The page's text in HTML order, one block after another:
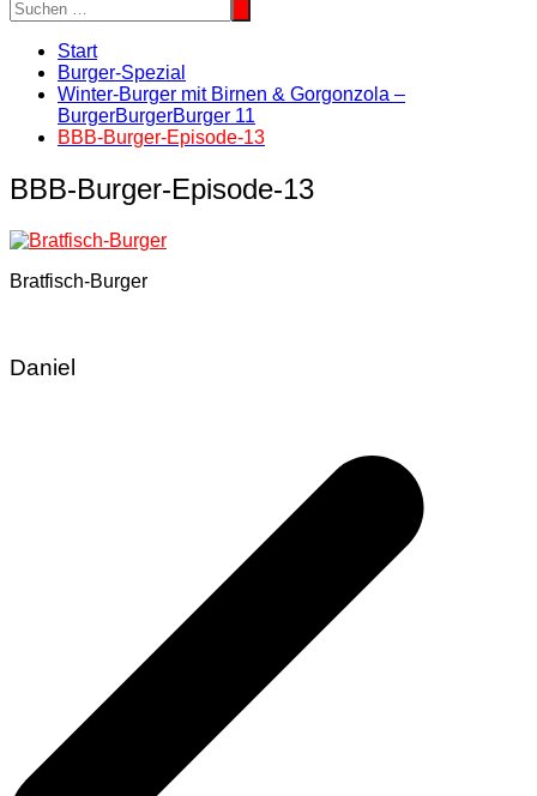
Start
Burger-Spezial
Winter-Burger mit Birnen & Gorgonzola –
BurgerBurgerBurger 11
BBB-Burger-Episode-13
BBB-Burger-Episode-13
Bratfisch-Burger
Daniel